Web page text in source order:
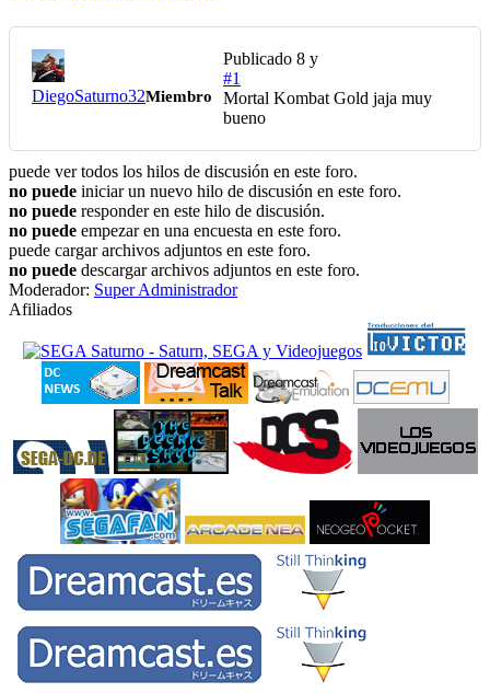
DiegoSaturno32Miembro
Publicado 8 y
#1
Mortal Kombat Gold jaja muy
bueno
puede ver todos los hilos de discusión en este foro.
no puede iniciar un nuevo hilo de discusión en este foro.
no puede responder en este hilo de discusión.
no puede empezar en una encuesta en este foro.
puede cargar archivos adjuntos en este foro.
no puede descargar archivos adjuntos en este foro.
Moderador: Super Administrador
Afiliados